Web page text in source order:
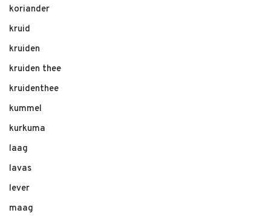
koriander
kruid
kruiden
kruiden thee
kruidenthee
kummel
kurkuma
laag
lavas
lever
maag